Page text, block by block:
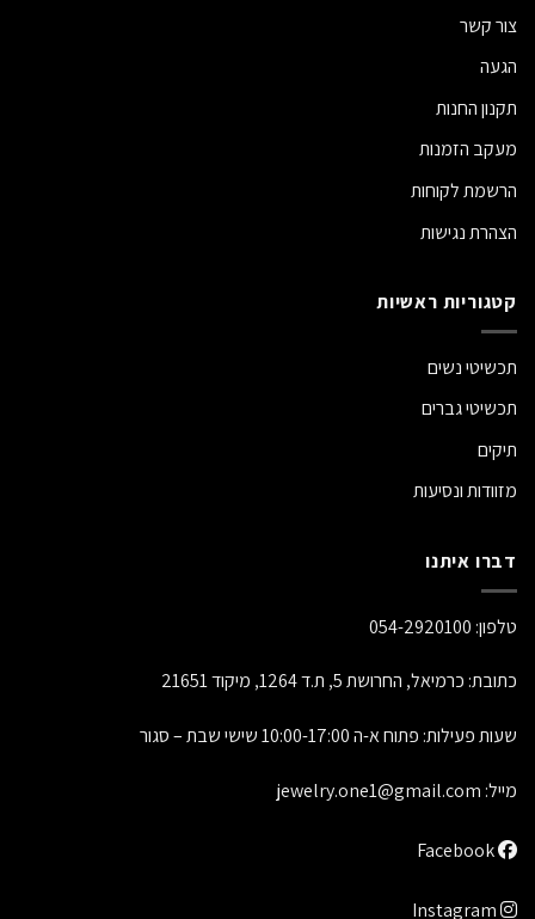
צור קשר
הגעה
תקנון החנות
מעקב הזמנות
הרשמת לקוחות
הצהרת נגישות
קטגוריות ראשיות
תכשיטי נשים
תכשיטי גברים
תיקים
מזוודות ונסיעות
דברו איתנו
טלפון: 054-2920100
כתובת: כרמיאל, החרושת 5, ת.ד 1264, מיקוד 21651
שעות פעילות: פתוח א-ה 10:00-17:00 שישי שבת – סגור
מייל: jewelry.one1@gmail.com